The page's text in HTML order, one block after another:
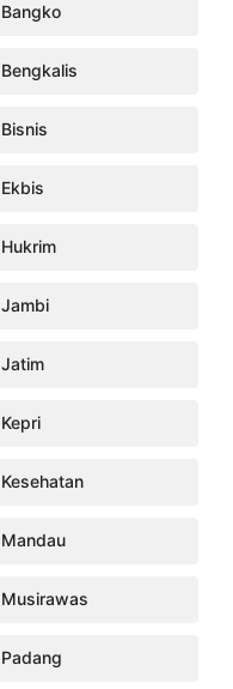
Bangko
Bengkalis
Bisnis
Ekbis
Hukrim
Jambi
Jatim
Kepri
Kesehatan
Mandau
Musirawas
Padang